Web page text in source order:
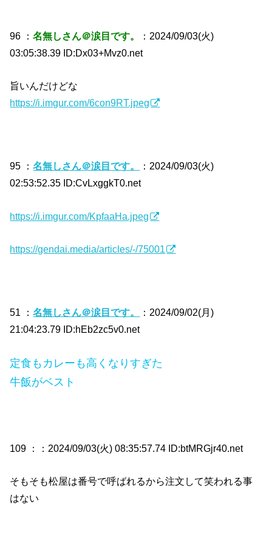
96 ：名無しさん＠涙目です。
：2024/09/03(火)
03:05:38.39 ID:Dx03+Mvz0.net
旨いんだけどな
https://i.imgur.com/6con9RT.jpeg
95 ：名無しさん＠涙目です。
：2024/09/03(火)
02:53:52.35 ID:CvLxggkT0.net
https://i.imgur.com/KpfaaHa.jpeg
https://gendai.media/articles/-/75001
51 ：名無しさん＠涙目です。
：2024/09/02(月)
21:04:23.79 ID:hEb2zc5v0.net
定食もカレーも高くなりすぎた
牛飯がベスト
109 ： ：2024/09/03(火) 08:35:57.74 ID:btMRGjr40.net
そもそも松屋は番号で呼ばれるから注文して笑われる事
はない